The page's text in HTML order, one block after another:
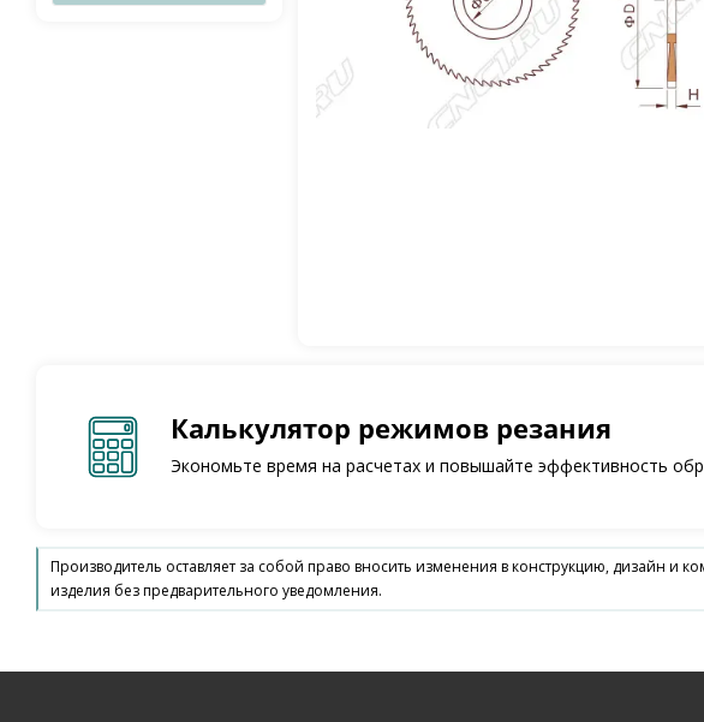
Калькулятор режимов резания
Экономьте время на расчетах и повышайте эффективность
Производитель оставляет за собой право вносить изменения в конструкцию, дизайн и
изделия без предварительного уведомления.